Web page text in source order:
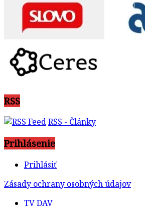
RSS
RSS - Články
Prihlásenie
Prihlásiť
Zásady ochrany osobných údajov
TV DAV